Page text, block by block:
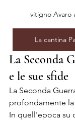
vitigno Avaro
La cantina
La Seconda
e le sue sfide
La Seconda
profondamente
In quell'epoca su